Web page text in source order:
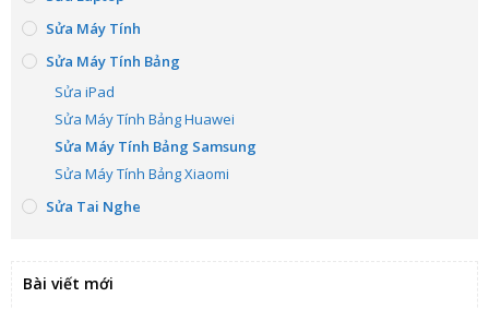
Sửa Máy Tính
Sửa Máy Tính Bảng
Sửa iPad
Sửa Máy Tính Bảng Huawei
Sửa Máy Tính Bảng Samsung
Sửa Máy Tính Bảng Xiaomi
Sửa Tai Nghe
Bài viết mới